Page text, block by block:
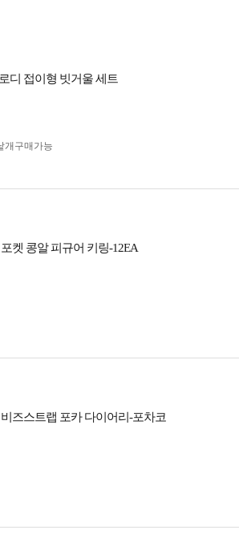
디 접이형 빗거울 세트
개구매가능
켓 콩알 피규어 키링-12EA
즈스트랩 포카 다이어리-포차코